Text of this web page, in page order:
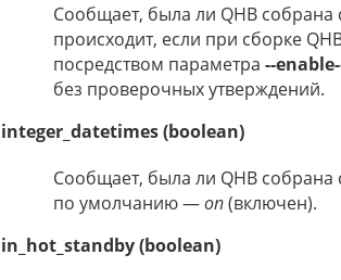
Сообщает, была ли QHB
происходит, если при сборке
посредством параметра --
без проверочных утверждений.
integer_datetimes (boolean)
Сообщает, была ли QHB
по умолчанию —on(включен).
in_hot_standby (boolean)